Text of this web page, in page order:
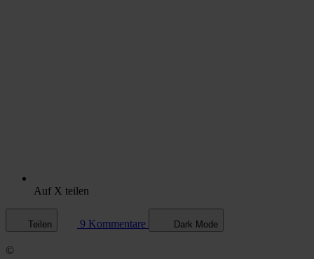
Auf X teilen
Teilen 9 Kommentare Dark Mode
©